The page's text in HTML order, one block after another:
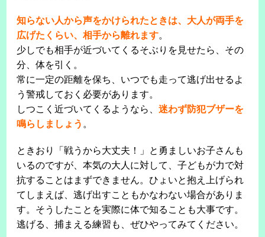
知らない人から声をかけられたときは、大人が両手を
広げたくらい、相手から離れます。
少しでも相手が近づいてくるそぶりを見せたら、その
分、体を引く。
常に一定の距離を保ち、いつでも走って逃げ出せるよ
う警戒しておく必要があります。
しつこく近づいてくるようなら、迷わず防犯ブザーを
鳴らしましょう 。
ときおり「戦うから大丈夫！」と勇ましいお子さんも
いるのですが、本気の大人に対して、子どもが力で対
抗することはまずできません。ひょいと抱え上げられ
てしまえば、逃げ出すこともかなわない場合がありま
す。そうしたことを実際に体で知ることも大事です。
逃げる、捕まえる練習も、ぜひやってみてください。